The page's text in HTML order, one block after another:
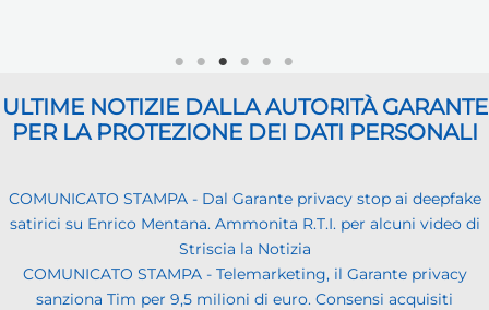
ULTIME NOTIZIE DALLA AUTORITÀ GARANTE
PER LA PROTEZIONE DEI DATI PERSONALI
COMUNICATO STAMPA - Dal Garante privacy stop ai deepfake
satirici su Enrico Mentana. Ammonita R.T.I. per alcuni video di
Striscia la Notizia
COMUNICATO STAMPA - Telemarketing, il Garante privacy
sanziona Tim per 9,5 milioni di euro. Consensi acquisiti